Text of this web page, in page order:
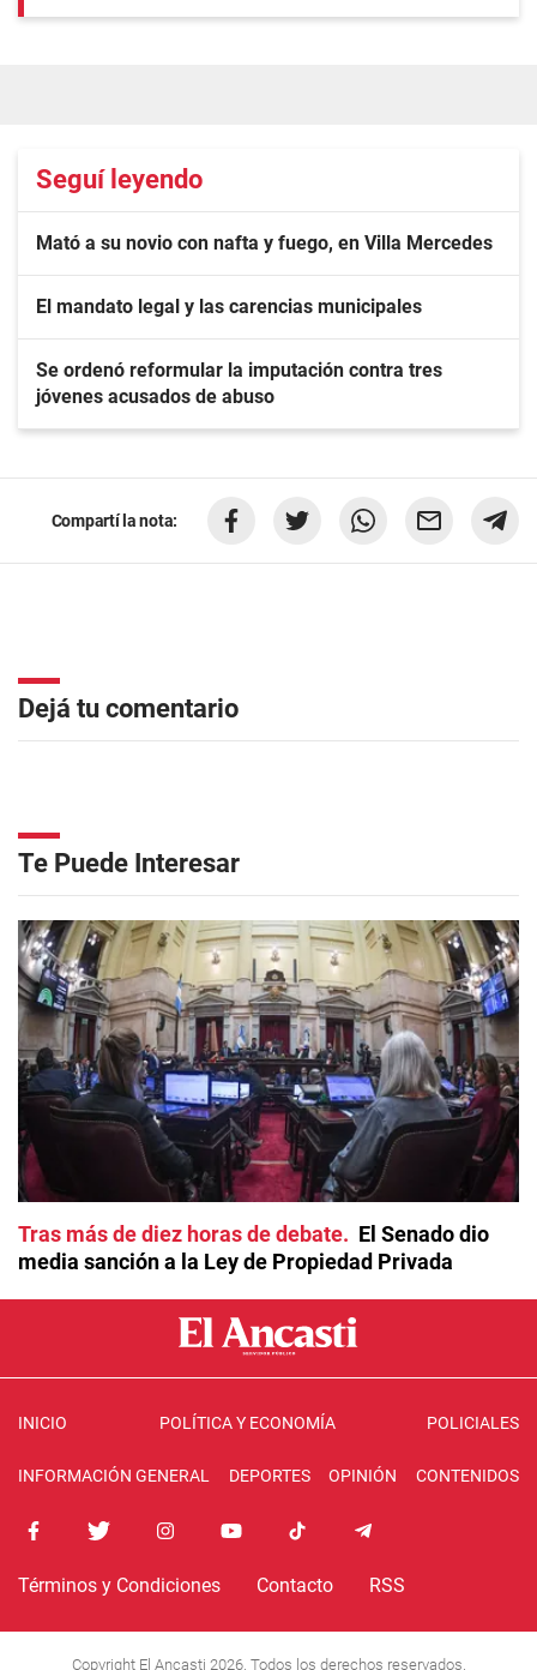
Seguí leyendo
Mató a su novio con nafta y fuego, en Villa Mercedes
El mandato legal y las carencias municipales
Se ordenó reformular la imputación contra tres
jóvenes acusados de abuso
Compartí la nota:
Dejá tu comentario
Te Puede Interesar
Tras más de diez horas de debate
El Senado dio
media sanción a la Ley de Propiedad Privada
INICIO POLÍTICA Y ECONOMÍA POLICIALES
INFORMACIÓN GENERAL DEPORTES OPINIÓN CONTENIDOS
Términos y Condiciones Contacto RSS
Copyright El Ancasti 2026. Todos los derechos reservados.